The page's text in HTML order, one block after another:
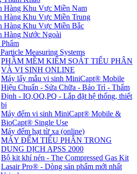
Hàng Khu Vực Miền Nam
Hàng Khu Vực Miền Trung
Hàng Khu Vực Miền Bắc
Hàng Nước Ngoài
Measuring Systems
PHẦM MỀM KIỂM SOÁT TIỂU PHÂN
VÀ VI SINH ONLINE
Máy lấy mẫu vi sinh MiniCapt® Mobile
Hiệu Chuẩn - Sửa Chữa - Bảo Trì - Thẩm
Định - IQ,OQ,PQ - Lắp đặt hệ thống, thiết
bị
Máy đếm vi sinh MiniCapt® Mobile &
BioCapt® Single Use
Máy đếm hạt từ xa (online)
MÁY ĐẾM TIỂU PHÂN TRONG
DUNG DỊCH APSS 2000
Bộ kit khí nén - The Compressed Gas Kit
Lasair Pro® - Dòng sản phẩm mới nhất